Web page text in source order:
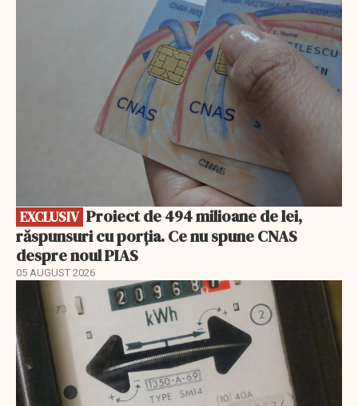
EXCLUSIV
răspunsuri cu porția. Ce nu spune CNAS
despre noul PIAS
05 AUGUST 2026